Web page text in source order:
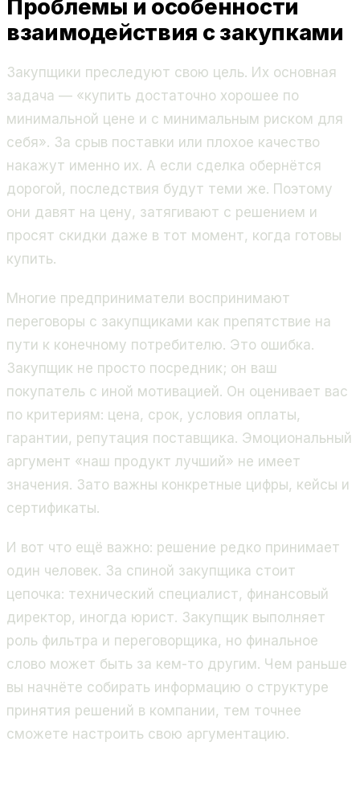
Проблемы и особенности
взаимодействия с закупками
Закупщики преследуют свою цель. Их основная
задача — «купить достаточно хорошее по
минимальной цене и с минимальным риском для
себя». За срыв поставки или плохое качество
накажут именно их. А если сделка обернётся
дорогой, последствия будут теми же. Поэтому
они давят на цену, затягивают с решением и
просят скидки даже в тот момент, когда готовы
купить.
Многие предприниматели воспринимают
переговоры с закупщиками как препятствие на
пути к конечному потребителю. Это ошибка.
Закупщик не просто посредник; он ваш
покупатель с иной мотивацией. Он оценивает вас
по критериям: цена, срок, условия оплаты,
гарантии, репутация поставщика. Эмоциональный
аргумент «наш продукт лучший» не имеет
значения. Зато важны конкретные цифры, кейсы и
сертификаты.
И вот что ещё важно: решение редко принимает
один человек. За спиной закупщика стоит
цепочка: технический специалист, финансовый
директор, иногда юрист. Закупщик выполняет
роль фильтра и переговорщика, но финальное
слово может быть за кем-то другим. Чем раньше
вы начнёте собирать информацию о структуре
принятия решений в компании, тем точнее
сможете настроить свою аргументацию.